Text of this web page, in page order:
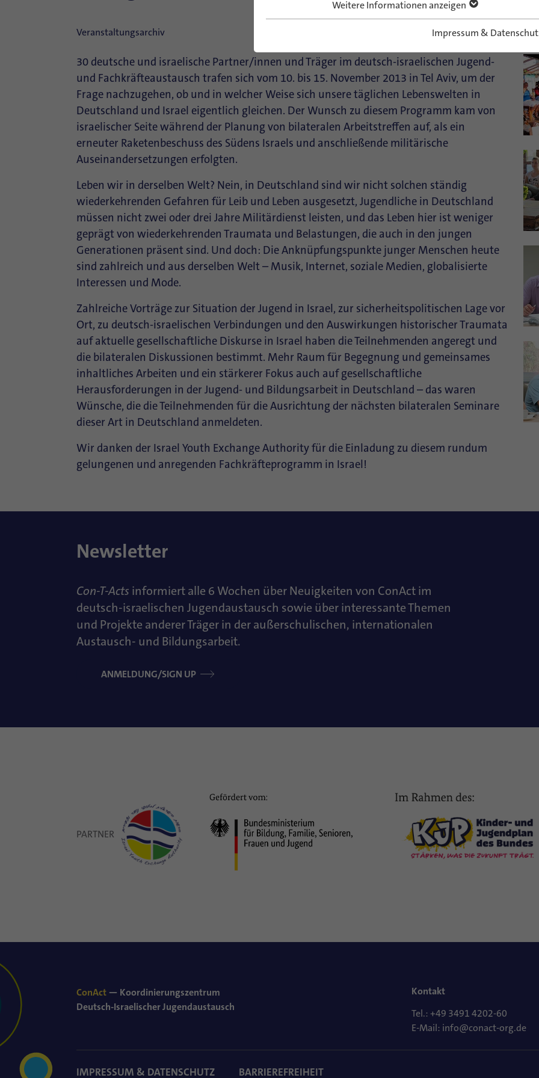
Weitere Informationen anzeigen
Impressum &
Veranstaltungsarchiv
30 deutsche und israelische Partner/innen und Träger im deutsch-israelischen Jugend-
und Fachkräfteaustausch trafen sich vom 10. bis 15. November 2013 in Tel Aviv, um der
Frage nachzugehen, ob und in welcher Weise sich unsere täglichen Lebenswelten in
Deutschland und Israel eigentlich gleichen. Der Wunsch zu diesem Programm kam von
israelischer Seite während der Planung von bilateralen Arbeitstreffen auf, als ein
erneuter Raketenbeschuss des Südens Israels und anschließende militärische
Auseinandersetzungen erfolgten.
Leben wir in derselben Welt? Nein, in Deutschland sind wir nicht solchen ständig
wiederkehrenden Gefahren für Leib und Leben ausgesetzt, Jugendliche in Deutschland
müssen nicht zwei oder drei Jahre Militärdienst leisten, und das Leben hier ist weniger
geprägt von wiederkehrenden Traumata und Belastungen, die auch in den jungen
Generationen präsent sind. Und doch: Die Anknüpfungspunkte junger Menschen heute
sind zahlreich und aus derselben Welt – Musik, Internet, soziale Medien, globalisierte
Interessen und Mode.
Zahlreiche Vorträge zur Situation der Jugend in Israel, zur sicherheitspolitischen Lage vor
Ort, zu deutsch-israelischen Verbindungen und den Auswirkungen historischer Traumata
auf aktuelle gesellschaftliche Diskurse in Israel haben die Teilnehmenden angeregt und
die bilateralen Diskussionen bestimmt. Mehr Raum für Begegnung und gemeinsames
inhaltliches Arbeiten und ein stärkerer Fokus auch auf gesellschaftliche
Herausforderungen in der Jugend- und Bildungsarbeit in Deutschland – das waren
Wünsche, die die Teilnehmenden für die Ausrichtung der nächsten bilateralen Seminare
dieser Art in Deutschland anmeldeten.
Wir danken der Israel Youth Exchange Authority für die Einladung zu diesem rundum
gelungenen und anregenden Fachkräfteprogramm in Israel!
Newsletter
Con-T-Acts informiert alle 6 Wochen über Neuigkeiten von ConAct im
deutsch-israelischen Jugendaustausch sowie über interessante Themen
und Projekte anderer Träger in der außerschulischen, internationalen
Austausch- und Bildungsarbeit.
ANMELDUNG/SIGN UP
PARTNER
ConAct — Koordinierungszentrum
Deutsch-Israelischer Jugendaustausch
Kontakt
Tel.: +49 3491 4202-60
E-Mail: info@conact-org.de
IMPRESSUM & DATENSCHUTZ BARRIEREFREIHEIT